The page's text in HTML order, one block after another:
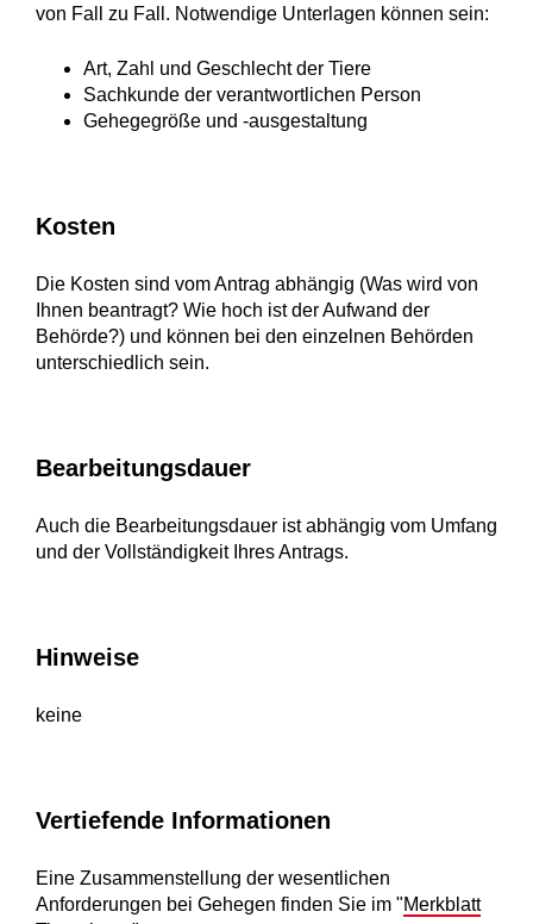
von Fall zu Fall. Notwendige Unterlagen können sein:
Art, Zahl und Geschlecht der Tiere
Sachkunde der verantwortlichen Person
Gehegegröße und -ausgestaltung
Kosten
Die Kosten sind vom Antrag abhängig (Was wird von
Ihnen beantragt? Wie hoch ist der Aufwand der
Behörde?) und können bei den einzelnen Behörden
unterschiedlich sein.
Bearbeitungsdauer
Auch die Bearbeitungsdauer ist abhängig vom Umfang
und der Vollständigkeit Ihres Antrags.
Hinweise
keine
Vertiefende Informationen
Eine Zusammenstellung der wesentlichen
Anforderungen bei Gehegen finden Sie im "Merkblatt